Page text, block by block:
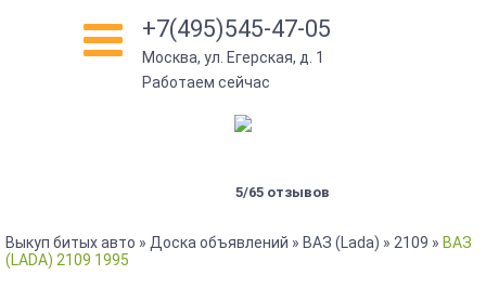
+7(495)545-47-05
Москва, ул. Егерская, д. 1
Работаем сейчас
5/65 отзывов
Выкуп битых авто » Доска объявлений » ВАЗ (Lada) » 2109 » ВАЗ
(LADA) 2109 1995